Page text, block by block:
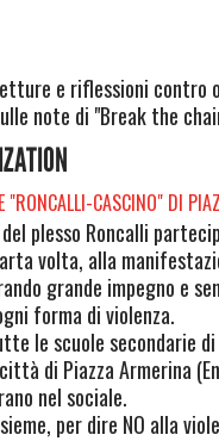
e riflessioni contro
note di "Break the
"RONCALLI-CASCINO" DI
plesso Roncalli
volta, alla
grande impegno e
forma di violenza.
le scuole secondarie
di Piazza Armerina
nel sociale.
per dire NO alla